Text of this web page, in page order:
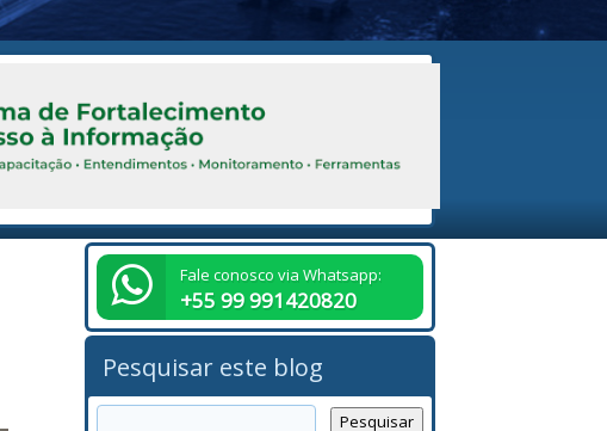
Fale conosco via Whatsapp:
+55 99 991420820
Pesquisar este blog